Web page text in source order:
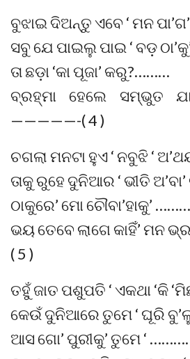
ବୁଝାଇ ଦିଅନ୍ତୁ ଏବେ ‘ ମନ
ସବୁ ଯେ ପାଇଲୁ ପାଇ ‘ ବଡ଼
ତା ଛଡ଼ା ‘କା ପୂଜା’ କରୁ?………
ବ୍ରହ୍ମା ହେଲେ ସମ୍ଭୁତ
—————-( 4 )
ଚଗଲା ମନଟା ହୁଏ ‘ ନବୁଝି ‘
ତାକୁ ରୁହେ ଦୁନିଆର ‘ ଭୀତି
ଠାକୁରେ’ ମୋ ଚୌବା’ହାକୁ’
ଭୟ ତେବେ ଲାଗେ କାହିଁ’ ମନ
( 5 )
ତହୁଁ ଜାତ ପଶୁପତି ‘ ଏକଥା ‘କି
କେଉଁ ଦୁନିଆରେ ତୁମେ ‘ ଘୂରି
ଆସ ଗୋ’ ପୁରୀକୁ’ ତୁମେ ‘ ……….